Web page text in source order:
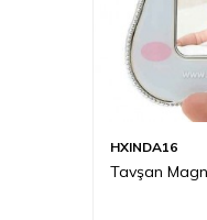
HXINDA16
Tavşan